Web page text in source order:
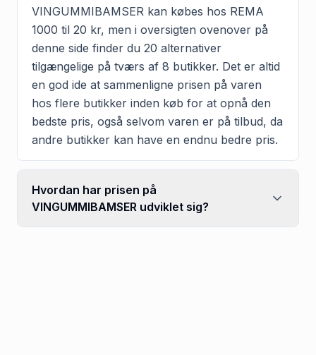
VINGUMMIBAMSER kan købes hos REMA
1000 til 20 kr, men i oversigten ovenover på
denne side finder du 20 alternativer
tilgængelige på tværs af 8 butikker. Det er altid
en god ide at sammenligne prisen på varen
hos flere butikker inden køb for at opnå den
bedste pris, også selvom varen er på tilbud, da
andre butikker kan have en endnu bedre pris.
Hvordan har prisen på
VINGUMMIBAMSER udviklet sig?